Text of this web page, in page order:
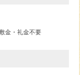
金・礼金不要